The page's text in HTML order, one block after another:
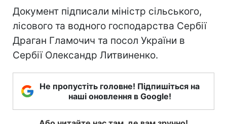
Документ підписали міністр сільського,
лісового та водного господарства Сербії
Драган Гламочич та посол України в
Сербії Олександр Литвиненко.
Не пропустіть головне! Підпишіться на
наші оновлення в Google!